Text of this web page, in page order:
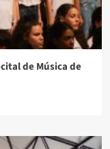
de Música de